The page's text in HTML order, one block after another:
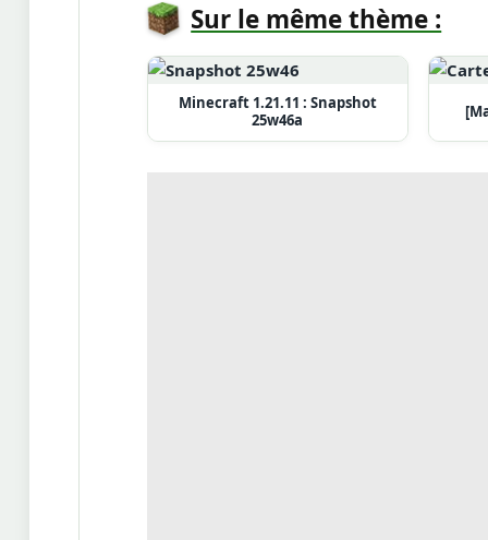
Sur le même thème :
Minecraft 1.21.11 : Snapshot
25w46a